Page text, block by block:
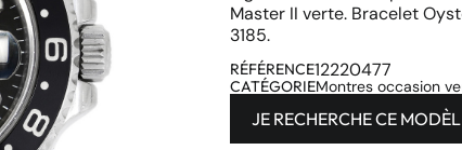
Master II verte. Bracelet
3185.
RÉFÉRENCE12220477
CATÉGORIEMontres occasion
JE RECHERCHE CE